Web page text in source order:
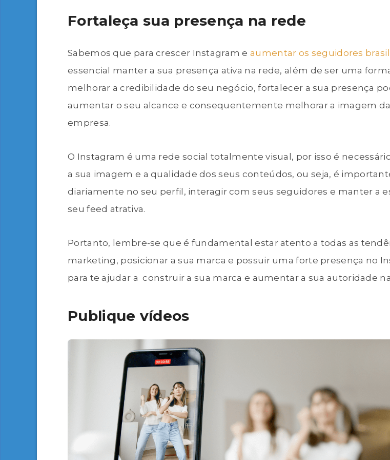
Fortaleça sua presença na rede
Sabemos que para crescer Instagram eaumentar os seguidores
essencial manter a sua presença ativa na rede, além de ser uma
melhorar a credibilidade do seu negócio, fortalecer a sua presença
aumentar o seu alcance e consequentemente melhorar a imagem
empresa.
O Instagram é uma rede social totalmente visual, por isso é
a sua imagem e a qualidade dos seus conteúdos, ou seja, é
diariamente no seu perfil, interagir com seus seguidores e manter a
seu feed atrativa.
Portanto, lembre-se que é fundamental estar atento a todas as
marketing, posicionar a sua marca e possuir uma forte presença no
para te ajudar a construir a sua marca e aumentar a sua autoridade
Publique vídeos